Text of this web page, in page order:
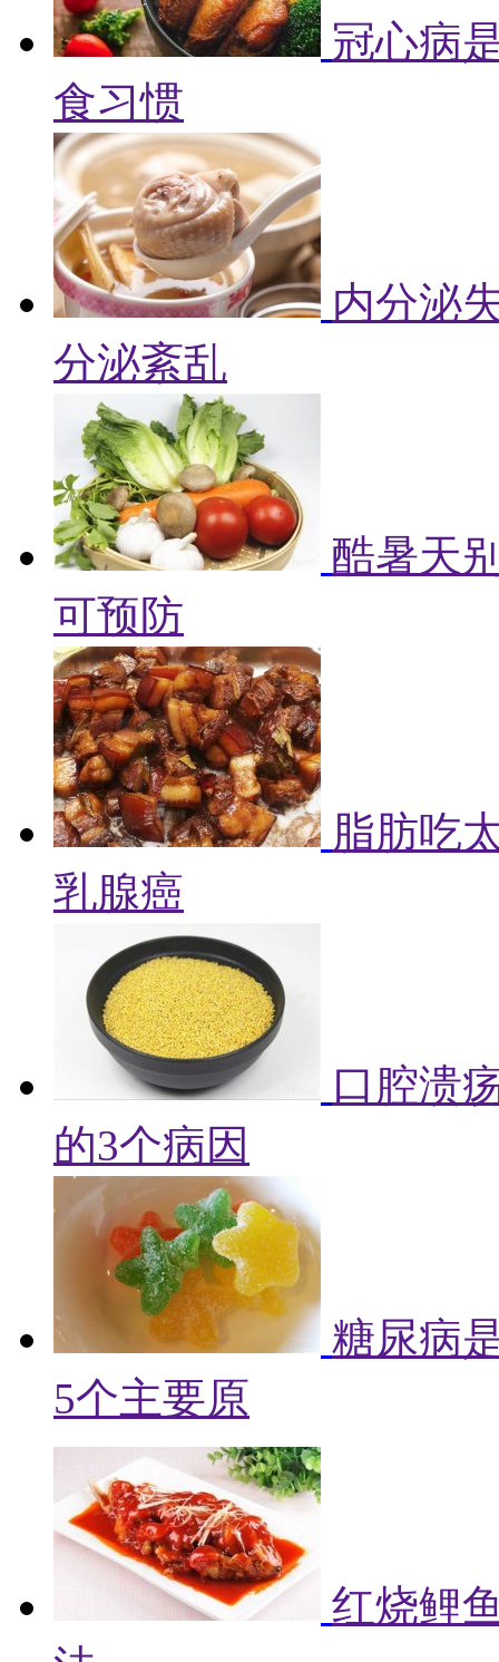
冠心病
食习惯
内分泌
分泌紊乱
酷暑天
可预防
脂肪吃
乳腺癌
口腔溃
的3个病因
糖尿病
5个主要原
红烧鲤